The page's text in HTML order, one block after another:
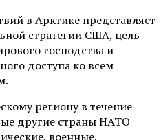
в Арктике представляет
стратегии США, цель
господства и
доступа ко всем
региону в течение
другие страны НАТО
военные,